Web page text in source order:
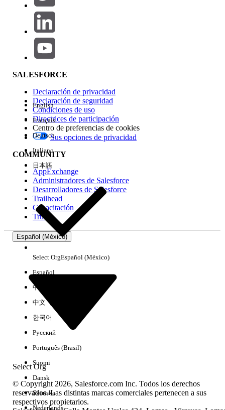
Área de productos
Repercusión de función
Edición
Experiencia
No hay resultados
SALESFORCE
Declaración de privacidad
Declaración de seguridad
Condiciones de uso
Directrices de participación
Centro de preferencias de cookies
Sus opciones de privacidad
COMMUNITY
AppExchange
Administradores de Salesforce
Desarrolladores de Salesforce
Trailhead
Capacitación
Trust
Español (México)
Select Org
English
Français
Deutsch
Italiano
日本語
Select OrgEspañol (México)
Español
中文（简体）
中文（繁體）
한국어
Русский
Português (Brasil)
Suomi
Dansk
Svenska
Nederlands
© Copyright 2026, Salesforce.com Inc. Todos los derechos
reservados. Las distintas marcas comerciales pertenecen a sus
respectivos propietarios.